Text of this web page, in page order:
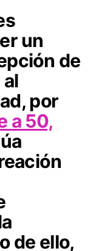
un
de
por
a 50,
de ello,